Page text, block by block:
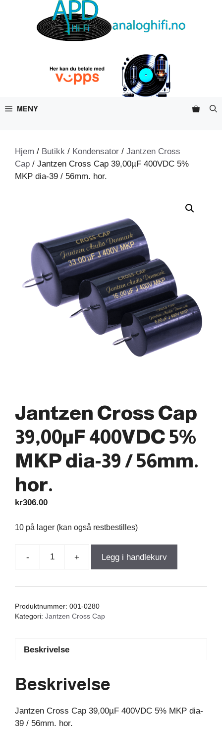
MENY
Hjem / Butikk / Kondensator / Jantzen Cross
Cap / Jantzen Cross Cap 39,00µF 400VDC 5%
MKP dia-39 / 56mm. hor.
Jantzen Cross Cap
39,00µF 400VDC 5%
MKP dia-39 / 56mm.
hor.
kr306.00
10 på lager (kan også restbestilles)
-
Jantzen
Cap
400VDC
56mm.
antall
+ Legg i handlekurv
Produktnummer: 001-0280
Kategori: Jantzen Cross Cap
Beskrivelse
Beskrivelse
Jantzen Cross Cap 39,00µF 400VDC 5% MKP dia-
39 / 56mm. hor.